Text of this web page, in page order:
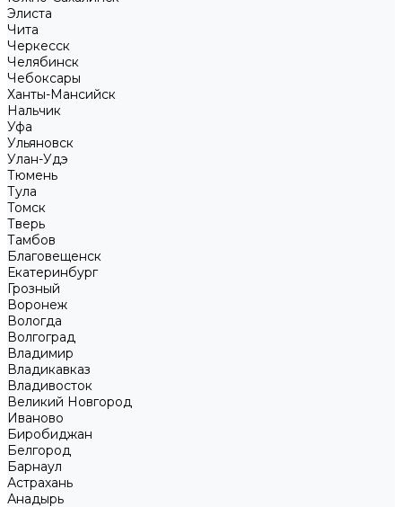
Элиста
Чита
Черкесск
Челябинск
Чебоксары
Ханты-Мансийск
Нальчик
Уфа
Ульяновск
Улан-Удэ
Тюмень
Тула
Томск
Тверь
Тамбов
Благовещенск
Екатеринбург
Грозный
Воронеж
Вологда
Волгоград
Владимир
Владикавказ
Владивосток
Великий Новгород
Иваново
Биробиджан
Белгород
Барнаул
Астрахань
Анадырь